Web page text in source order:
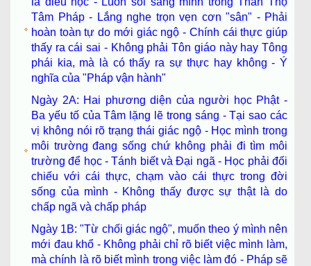
Tâm Pháp - Lắng nghe trọn vẹn cơn "sân" - Phải
hoàn toàn tự do mới giác ngộ - Chính cái thực giúp
thấy ra cái sai - Không phải Tôn giáo này hay Tông
phái kia, mà là có thấy ra sự thực hay không - Ý
nghĩa của "Pháp vận hành"
Ngày 2A: Hai phương diện của người học Phật -
Ba yếu tố của Tâm lặng lẽ trong sáng - Tại sao các
vị không nói rõ trạng thái giác ngộ - Học mình trong
môi trường đang sống chứ không phải đi tìm môi
trường để học - Tánh biết và Đại ngã - Học phải đối
chiếu với cái thực, chạm vào cái thực trong đời
sống của mình - Không thấy được sự thật là do
chấp ngã và chấp pháp
Ngày 1B: "Từ chối giác ngộ", muốn theo ý mình nên
mới đau khổ - Không phải chỉ rõ biết việc mình làm,
mà chính là rõ biết mình trong việc làm đó - Pháp sẽ